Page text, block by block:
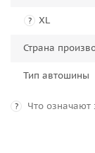
? XL
Страна
Тип автошины
? Что означают